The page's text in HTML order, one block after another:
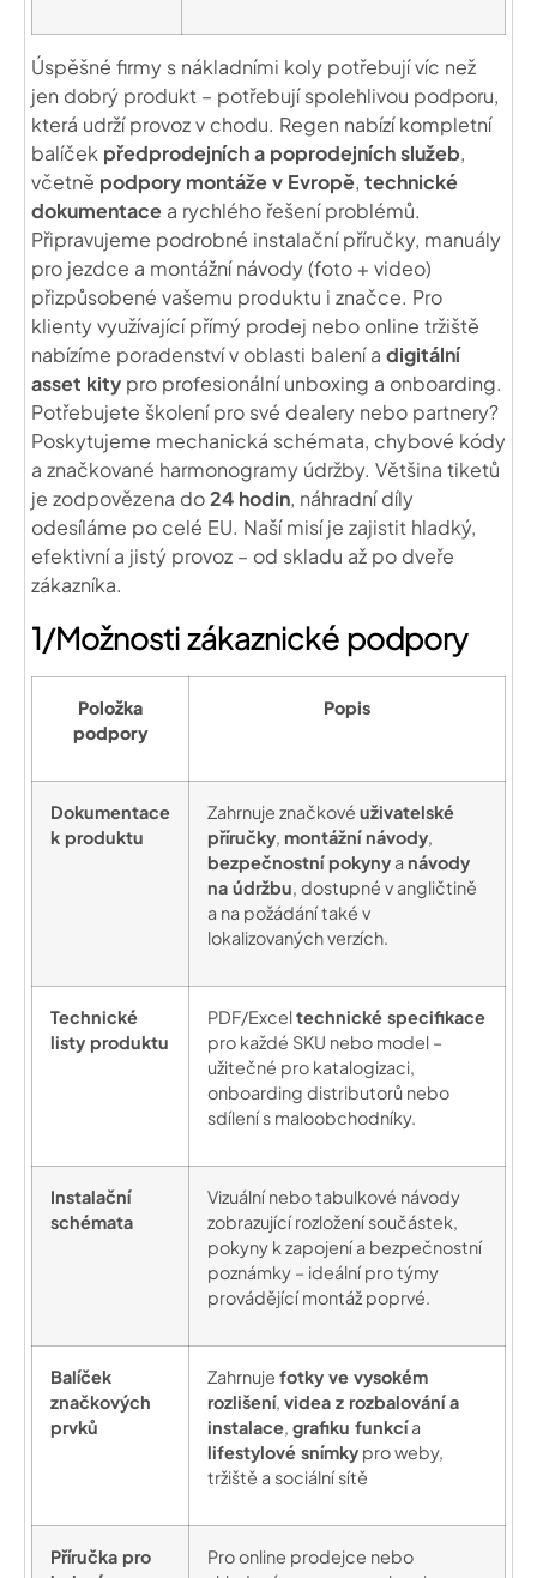
Úspěšné firmy s nákladními koly potřebují víc než
jen dobrý produkt – potřebují spolehlivou podporu,
která udrží provoz v chodu. Regen nabízí kompletní
balíček předprodejních a poprodejních služeb,
včetně podpory montáže v Evropě, technické
dokumentace a rychlého řešení problémů.
Připravujeme podrobné instalační příručky, manuály
pro jezdce a montážní návody (foto + video)
přizpůsobené vašemu produktu i značce. Pro
klienty využívající přímý prodej nebo online tržiště
nabízíme poradenství v oblasti balení a digitální
asset kity pro profesionální unboxing a onboarding.
Potřebujete školení pro své dealery nebo partnery?
Poskytujeme mechanická schémata, chybové kódy
a značkované harmonogramy údržby. Většina tiketů
je zodpovězena do24 hodin, náhradní díly
odesíláme po celé EU. Naší misí je zajistit hladký,
efektivní a jistý provoz – od skladu až po dveře
zákazníka.
1/Možnosti zákaznické podpory
Položka
podpory
Popis
Dokumentace
k produktu
Zahrnuje značkové uživatelské
příručky, montážní návody,
bezpečnostní pokyny a návody
na údržbu, dostupné v angličtině
a na požádání také v
lokalizovaných verzích.
Technické
listy produktu
PDF/Exceltechnické specifikace
pro každé SKU nebo model –
užitečné pro katalogizaci,
onboarding distributorů nebo
sdílení s maloobchodníky.
Instalační
schémata
Vizuální nebo tabulkové návody
zobrazující rozložení součástek,
pokyny k zapojení a bezpečnostní
poznámky – ideální pro týmy
provádějící montáž poprvé.
Balíček
značkových
prvků
Zahrnuje fotky ve vysokém
rozlišení, videa z rozbalování a
instalace, grafiku funkcía
lifestylové snímky pro weby,
tržiště a sociální sítě
Příručka pro
Pro online prodejce nebo